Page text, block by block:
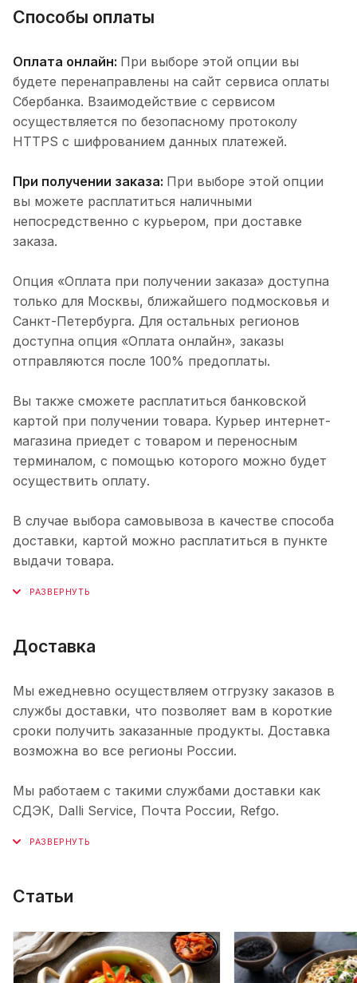
Способы оплаты
Оплата онлайн: При выборе этой опции вы
будете перенаправлены на сайт сервиса оплаты
Сбербанка. Взаимодействие с сервисом
осуществляется по безопасному протоколу
HTTPS с шифрованием данных платежей.
При получении заказа: При выборе этой опции
вы можете расплатиться наличными
непосредственно с курьером, при доставке
заказа.
Опция «Оплата при получении заказа» доступна
только для Москвы, ближайшего подмосковья и
Санкт-Петербурга. Для остальных регионов
доступна опция «Оплата онлайн», заказы
отправляются после 100% предоплаты.
Вы также сможете расплатиться банковской
картой при получении товара. Курьер интернет-
магазина приедет с товаром и переносным
терминалом, с помощью которого можно будет
осуществить оплату.
В случае выбора самовывоза в качестве способа
доставки, картой можно расплатиться в пункте
выдачи товара.
Доставка
Мы ежедневно осуществляем отгрузку заказов в
службы доставки, что позволяет вам в короткие
сроки получить заказанные продукты. Доставка
возможна во все регионы России.
Мы работаем с такими службами доставки как
СДЭК, Dalli Service, Почта России, Refgo.
Статьи